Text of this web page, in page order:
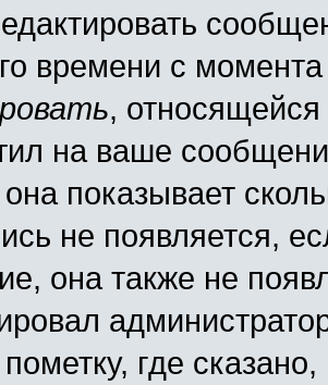
времени с
,
на ваше
показывает
не появляется,
она также не
пометку, где